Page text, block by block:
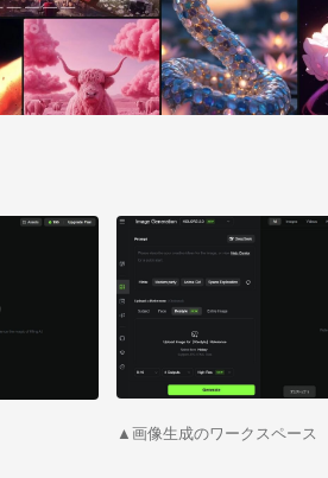
▲画像生成のワークスペース